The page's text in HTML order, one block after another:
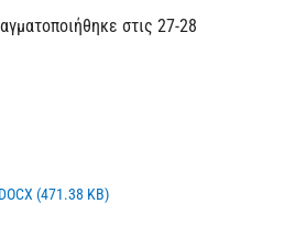
στις 27-28
(471.38 KB)